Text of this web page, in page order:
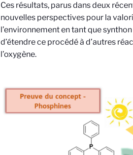
Ces résultats, parus dans deux
nouvelles perspectives pour la
l’environnement en tant que
d’étendre ce procédé à d’autres
l’oxygène.